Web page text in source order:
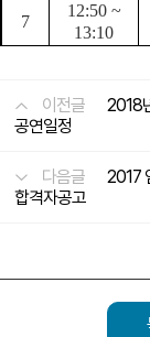
7
12:50 ~
13:10
이전글
2018
공연일정
다음글
2017
합격자공고